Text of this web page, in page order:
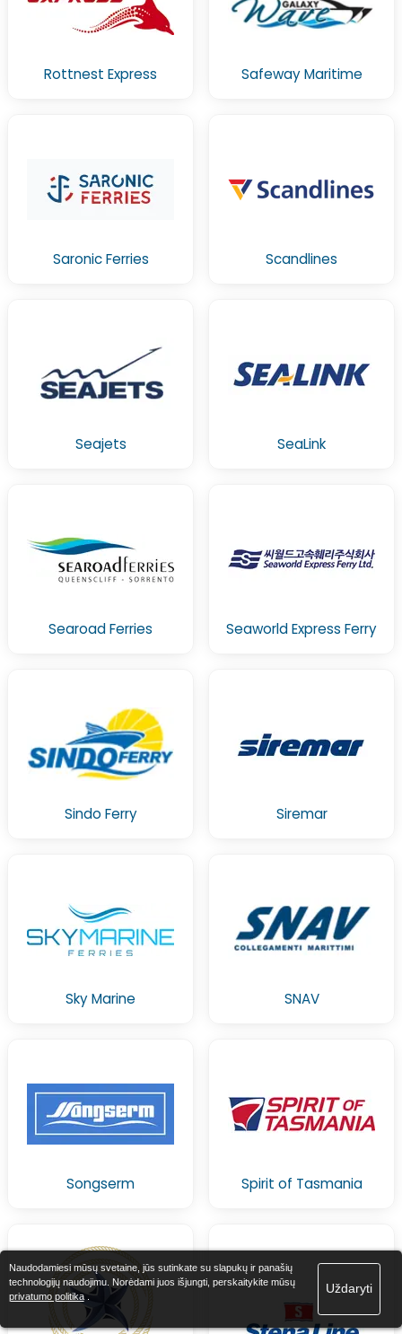
Rottnest Express Safeway Maritime
Saronic Ferries Scandlines
Seajets SeaLink
Searoad Ferries Seaworld Express Ferry
Sindo Ferry Siremar
Sky Marine SNAV
Songserm Spirit of Tasmania
Naudodamiesi mūsų svetaine, jūs sutinkate su slapukų ir panašių
technologijų naudojimu. Norėdami juos išjungti, perskaitykite mūsų
privatumo politika.
Uždaryti